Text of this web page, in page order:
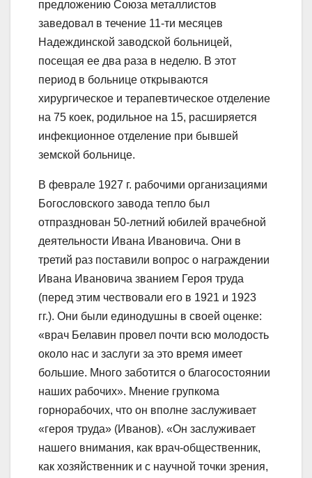
предложению Союза металлистов
заведовал в течение 11-ти месяцев
Надеждинской заводской больницей,
посещая ее два раза в неделю. В этот
период в больнице открываются
хирургическое и терапевтическое отделение
на 75 коек, родильное на 15, расширяется
инфекционное отделение при бывшей
земской больнице.
В феврале 1927 г. рабочими организациями
Богословского завода тепло был
отпразднован 50-летний юбилей врачебной
деятельности Ивана Ивановича. Они в
третий раз поставили вопрос о награждении
Ивана Ивановича званием Героя труда
(перед этим чествовали его в 1921 и 1923
гг.). Они были единодушны в своей оценке:
«врач Белавин провел почти всю молодость
около нас и заслуги за это время имеет
большие. Много заботится о благосостоянии
наших рабочих». Мнение групкома
горнорабочих, что он вполне заслуживает
«героя труда» (Иванов). «Он заслуживает
нашего внимания, как врач-общественник,
как хозяйственник и с научной точки зрения,